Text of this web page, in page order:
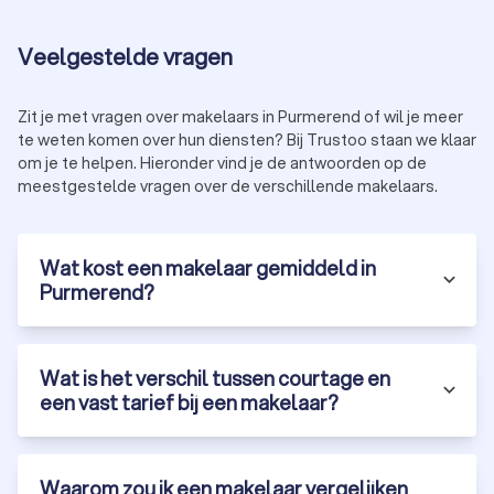
Huur- of verhuurmakelaar
huis of appartement in Purmerend. De belangrijkste taken van
een verhuurmakelaar zijn:
jouw eigendom adverteren op geschikte platformen;
potentiële (ver)huurders screenen om een goede match
te vinden;
Taxateur
Eentaxateurspeelt een cruciale rol bij het bepalen van de
waarde van een huis. Taxateurs in Purmerend doen dit door:
het huis grondig te inspecteren;
jouw huis te vergelijken met huizen in de omgeving;
een gedetailleerdtaxatierapport
Veelgestelde vragen
Zit je met vragen over makelaars in Purmerend of wil je meer
te weten komen over hun diensten? Bij Trustoo staan we klaar
om je te helpen. Hieronder vind je de antwoorden op de
meestgestelde vragen over de verschillende makelaars.
Wat kost een makelaar gemiddeld in
Purmerend?
Wat is het verschil tussen courtage en
een vast tarief bij een makelaar?
Waarom zou ik een makelaar vergelijken